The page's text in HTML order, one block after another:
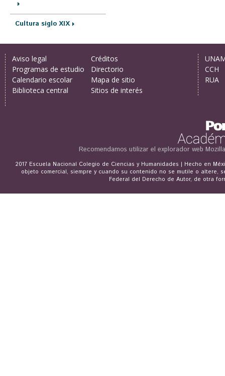
Cultura siglo XIX
Aviso legal
Programas de estudio
Calendario escolar
Biblioteca central
Créditos
Directorio
Mapa de sitio
Sitios de interés
CCH
RUA
Recomendamos utilizar el explorador web
2017 Escuela Nacional Colegio de Ciencias y Humanidades | Hecho en
objeto comercial, siempre y cuando su contenido no se mutile o altere,
Federal del Derecho de Autor, de otra